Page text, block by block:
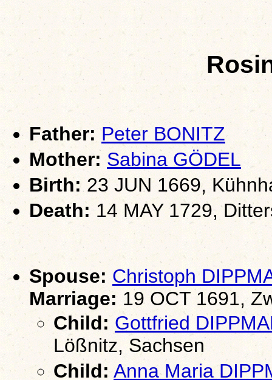
Father: Peter BONITZ
Mother: Sabina GÖDEL
Birth: 23 JUN 1669,
Death: 14 MAY 1729,
Spouse: Christoph
Marriage: 19 OCT 1691,
Child: Gottfried
Lößnitz, Sachsen
Child:Anna Maria